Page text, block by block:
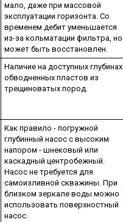
мало, даже при массовой
эксплуатации горизонта. Со
временем дебит уменьшается
из-за кольматации фильтра, но
может быть восстановлен.
Наличие на доступных глубинах
обводненных пластов из
трещиноватых пород.
Как правило - погружной
глубинный насос с высоким
напором - шнековый или
каскадный центробежный.
Насос не требуется для
самоизливной скважины. При
близком зеркале воды можно
использовать поверхностный
насос.